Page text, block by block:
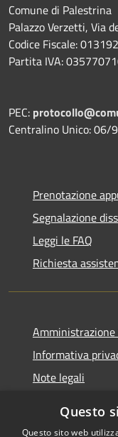
Comune di Palestrina
Palazzo Verzetti, Via
Codice Fiscale:
Partita IVA:
PEC:
Centralino Unico: 06/
Prenotazione
Segnalazione
Leggi le FAQ
Richiesta
Informativa
Note legali
Questo
Questo sito web